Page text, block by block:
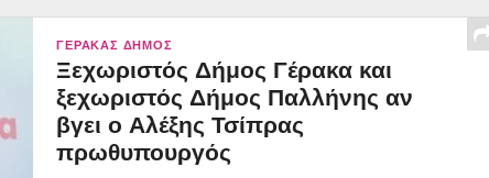
ΓΈΡΑΚΑΣ ΔΉΜΟΣ
Ξεχωριστός Δήμος Γέρακα και
ξεχωριστός Δήμος Παλλήνης αν
βγει ο Αλέξης Τσίπρας
πρωθυπουργός